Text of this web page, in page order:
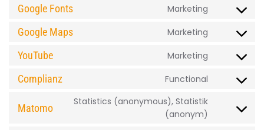
wpforms
service
wordpress
Google Fonts Marketing
Consent
service
google-
Google Maps Marketing
Consent
service
google-
YouTube Marketing
Consent
service
Complianz Functional
Consent
service
Matomo
Statistics (anonymous), Statistik
(anonym)
Consent